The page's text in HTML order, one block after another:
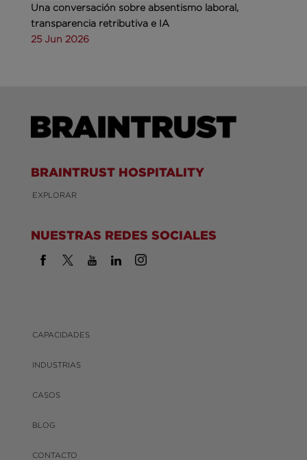
Una conversación sobre absentismo laboral,
transparencia retributiva e IA
25 Jun 2026
BRAINTRUST HOSPITALITY
EXPLORAR
NUESTRAS REDES SOCIALES
CAPACIDADES
INDUSTRIAS
CASOS
BLOG
CONTACTO